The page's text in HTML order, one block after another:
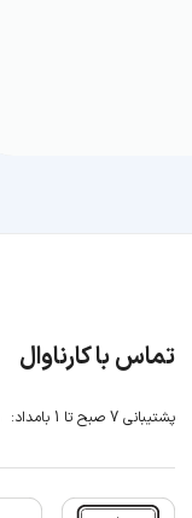
تماس با کارناوال
پشتیبانی 7 صبح تا 1 بامداد: